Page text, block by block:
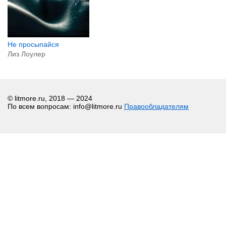
Не просыпайся
Лиз Лоулер
© litmore.ru, 2018 — 2024
По всем вопросам: info@litmore.ru Правообладателям